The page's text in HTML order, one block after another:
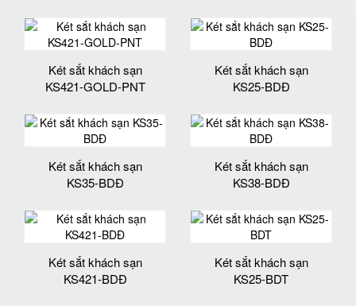
Két sắt khách sạn
KS421-GOLD-PNT
Két sắt khách sạn
KS25-BDĐ
Két sắt khách sạn
KS35-BDĐ
Két sắt khách sạn
KS38-BDĐ
Két sắt khách sạn
KS421-BDĐ
Két sắt khách sạn
KS25-BDT